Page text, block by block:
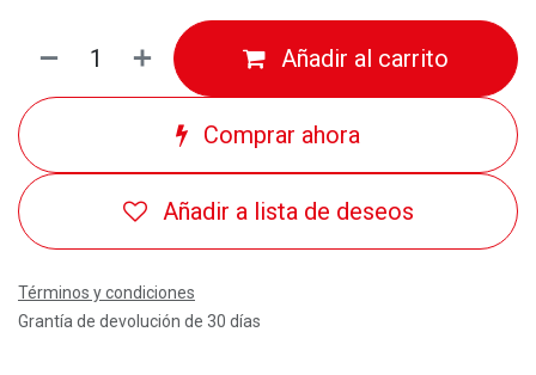
Añadir al carrito
Comprar ahora
Añadir a lista de deseos
Términos y condiciones
Grantía de devolución de 30 días